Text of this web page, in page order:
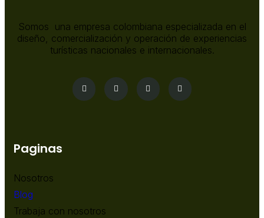
Somos una empresa colombiana especializada en el
diseño, comercialización y operación de experiencias
turísticas nacionales e internacionales.
Paginas
Nosotros
Blog
Trabaja con nosotros